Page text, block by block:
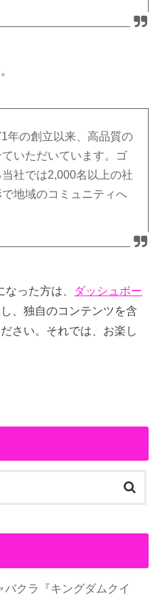
年の創立以来、高品質の
いただいています。ゴ
社では2,000名以上の社
地域のコミュニティへ
った方は、 ダッシュボー
、独自のコンテンツを含
さい。それでは、お楽し
バクラ『キングダムクイ